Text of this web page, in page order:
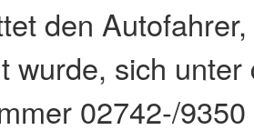
den
wurde, sich unter
02742-/